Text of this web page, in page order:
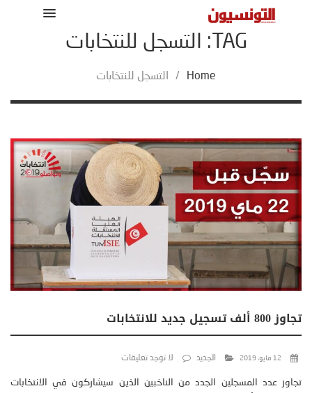
TAG: التسجل للنتخابات
Home
/ التسجل للنتخابات
تجاوز 800 ألف تسجيل جديد للانتخابات
12 مايو، 2019 الجديد لا توجد تعليقات
تجاوز عدد المسجلين الجدد من الناخبين الذين سيشاركون في الانتخابات